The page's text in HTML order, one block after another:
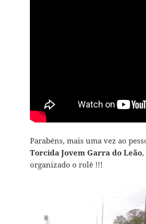
Parabéns, mais uma vez ao
Torcida Jovem Garra do Leão,
organizado o rolê !!!